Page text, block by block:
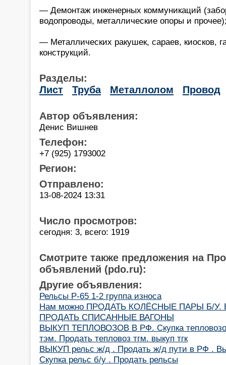
— Демонтаж инженерных коммуникаций
водопроводы, металлические опоры и
— Металлических ракушек, сараев, киосков,
конструкций.
Разделы:
Лист
Труба Металлолом Провод
Автор объявления:
Денис Вишнев
Телефон:
+7 (925) 1793002
Регион:
Отправлено:
13-08-2024 13:31
Число просмотров:
сегодня: 3, всего: 1919
Смотрите также предложения на
объявлений (pdo.ru):
Другие объявления:
Рельсы Р-65 1-2 группа износа
Нам можно ПРОДАТЬ КОЛЁСНЫЕ ПАРЫ Б/У.
ПРОДАТЬ СПИСАННЫЕ ВАГОНЫ
ВЫКУП ТЕПЛОВОЗОВ В РФ. Скупка
тэм. Продать тепловоз тгм. выкуп тгк
ВЫКУП рельс ж/д . Продать ж/д пути в РФ .
Скупка рельс б/у . Продать рельсы